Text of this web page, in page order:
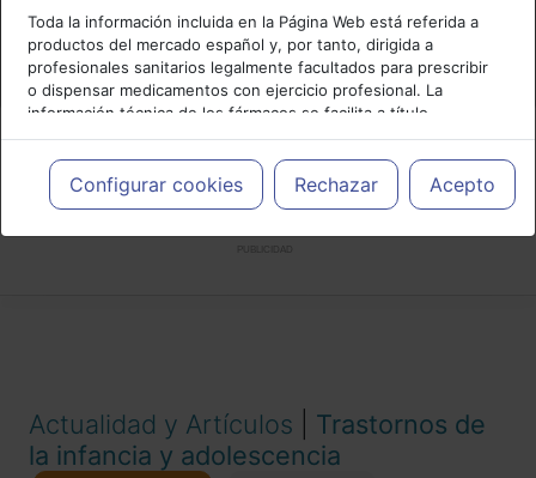
Cancelar
Toda la información incluida en la Página Web está referida a
productos del mercado español y, por tanto, dirigida a
profesionales sanitarios legalmente facultados para prescribir
o dispensar medicamentos con ejercicio profesional. La
información técnica de los fármacos se facilita a título
meramente informativo, siendo responsabilidad de los
profesionales facultados prescribir medicamentos y decidir, en
cada caso concreto, el tratamiento más adecuado a las
necesidades del paciente.
Configurar cookies Rechazar Acepto
Actualidad y Artículos
Trastornos de
la infancia y adolescencia